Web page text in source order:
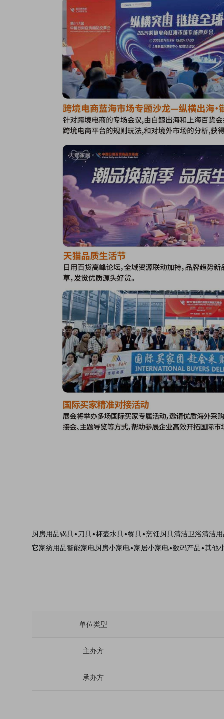
厨房用品锅具•刀具•杯壶水具•餐具•烹饪厨具清洁卫浴清洁
它家纺用品智能家电厨房小家电•家居小家电•数码产品•其
单位类型
主办方
承办方